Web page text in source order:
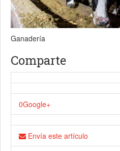
Ganadería
Comparte
0Google+
Envía este artículo